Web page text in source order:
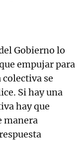
Gobierno lo
empujar para
colectiva se
Si hay una
hay que
manera